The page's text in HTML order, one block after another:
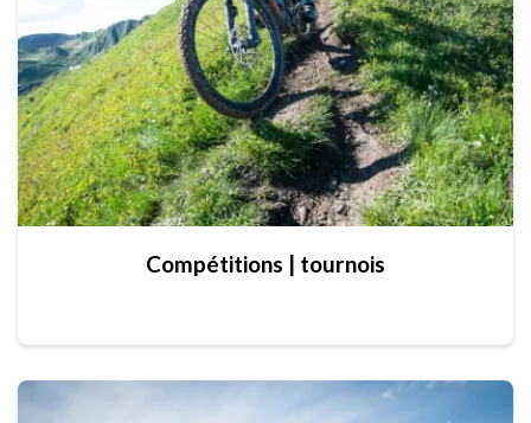
Compétitions | tournois